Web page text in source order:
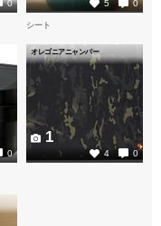
0 5 0
0
シート
オレゴニアニャンパー
4 0
1